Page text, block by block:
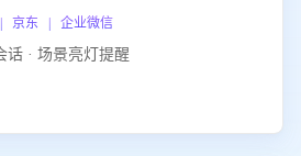
东 | 企业微信
话 · 场景亮灯提醒